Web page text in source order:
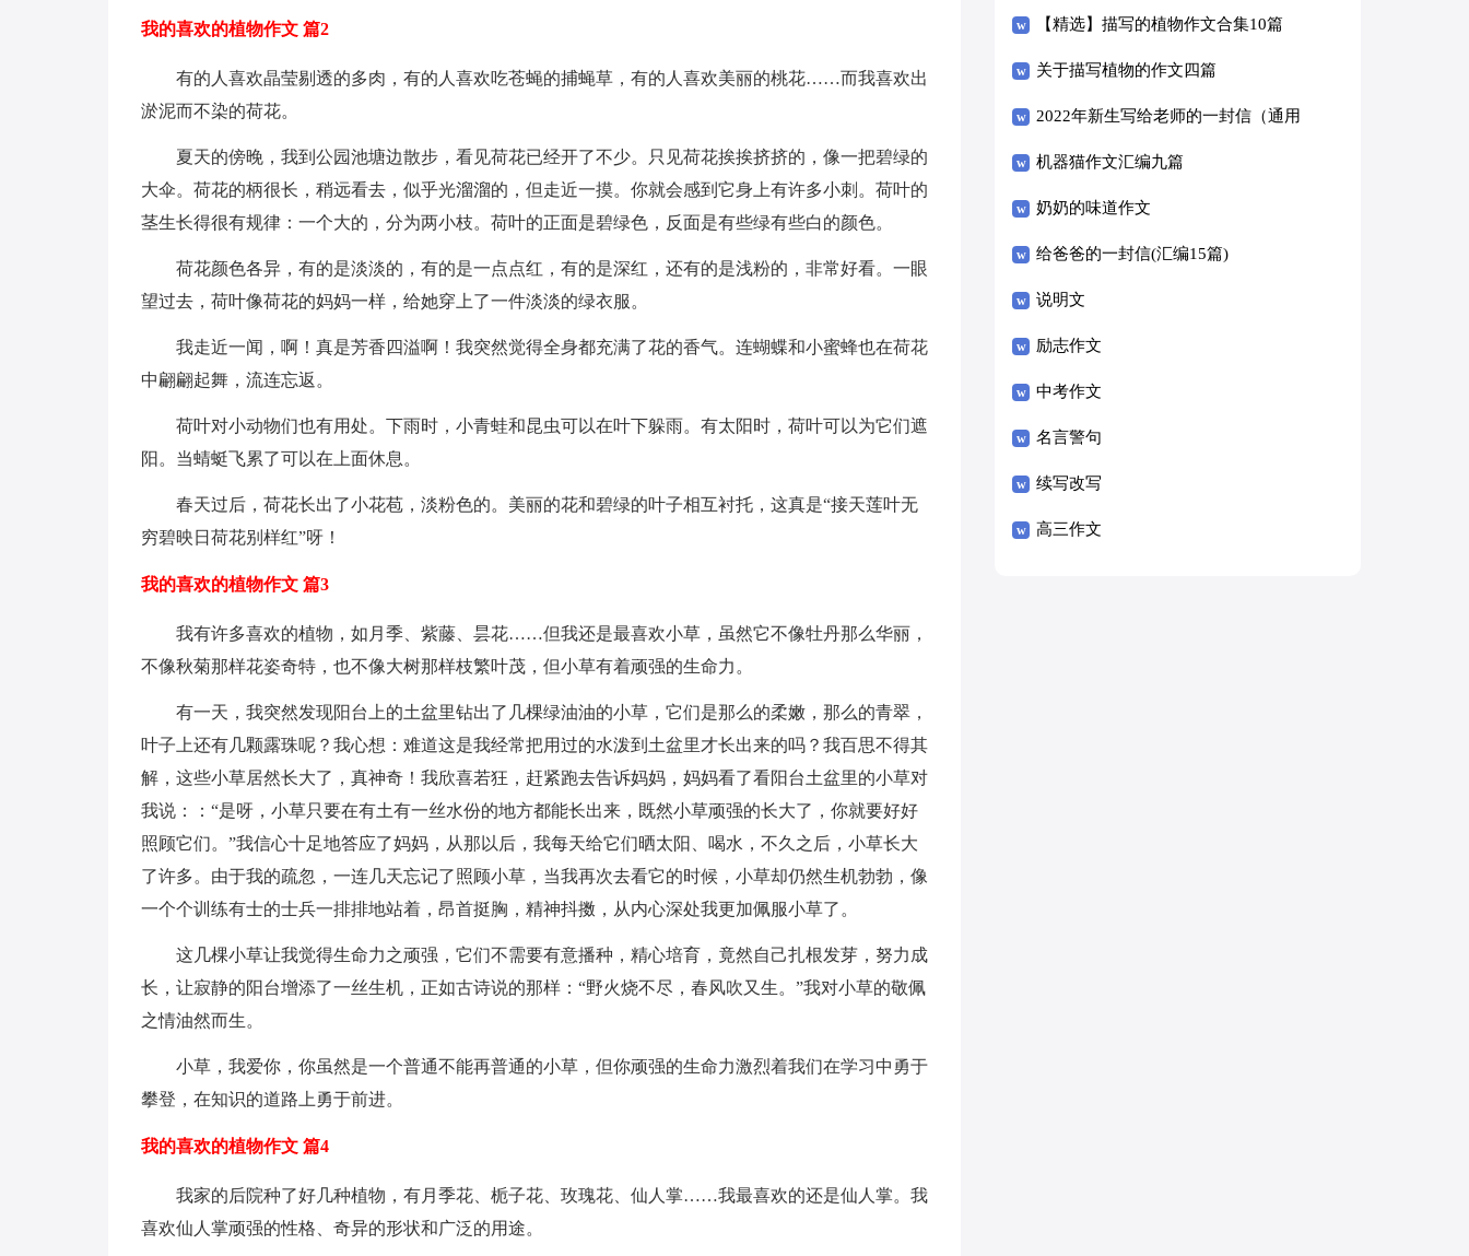
我的喜欢的植物作文 篇2
有的人喜欢晶莹剔透的多肉，有的人喜欢吃苍蝇的捕蝇草，有的人喜欢美丽的桃花……而我喜欢出
淤泥而不染的荷花。
夏天的傍晚，我到公园池塘边散步，看见荷花已经开了不少。只见荷花挨挨挤挤的，像一把碧绿的
大伞。荷花的柄很长，稍远看去，似乎光溜溜的，但走近一摸。你就会感到它身上有许多小刺。荷叶的
茎生长得很有规律：一个大的，分为两小枝。荷叶的正面是碧绿色，反面是有些绿有些白的颜色。
荷花颜色各异，有的是淡淡的，有的是一点点红，有的是深红，还有的是浅粉的，非常好看。一眼
望过去，荷叶像荷花的妈妈一样，给她穿上了一件淡淡的绿衣服。
我走近一闻，啊！真是芳香四溢啊！我突然觉得全身都充满了花的香气。连蝴蝶和小蜜蜂也在荷花
中翩翩起舞，流连忘返。
荷叶对小动物们也有用处。下雨时，小青蛙和昆虫可以在叶下躲雨。有太阳时，荷叶可以为它们遮
阳。当蜻蜓飞累了可以在上面休息。
春天过后，荷花长出了小花苞，淡粉色的。美丽的花和碧绿的叶子相互衬托，这真是“接天莲叶无
穷碧映日荷花别样红”呀！
我的喜欢的植物作文 篇3
我有许多喜欢的植物，如月季、紫藤、昙花……但我还是最喜欢小草，虽然它不像牡丹那么华丽，
不像秋菊那样花姿奇特，也不像大树那样枝繁叶茂，但小草有着顽强的生命力。
有一天，我突然发现阳台上的土盆里钻出了几棵绿油油的小草，它们是那么的柔嫩，那么的青翠，
叶子上还有几颗露珠呢？我心想：难道这是我经常把用过的水泼到土盆里才长出来的吗？我百思不得其
解，这些小草居然长大了，真神奇！我欣喜若狂，赶紧跑去告诉妈妈，妈妈看了看阳台土盆里的小草对
我说：：“是呀，小草只要在有土有一丝水份的地方都能长出来，既然小草顽强的长大了，你就要好好
照顾它们。”我信心十足地答应了妈妈，从那以后，我每天给它们晒太阳、喝水，不久之后，小草长大
了许多。由于我的疏忽，一连几天忘记了照顾小草，当我再次去看它的时候，小草却仍然生机勃勃，像
一个个训练有士的士兵一排排地站着，昂首挺胸，精神抖擞，从内心深处我更加佩服小草了。
这几棵小草让我觉得生命力之顽强，它们不需要有意播种，精心培育，竟然自己扎根发芽，努力成
长，让寂静的阳台增添了一丝生机，正如古诗说的那样：“野火烧不尽，春风吹又生。”我对小草的敬佩
之情油然而生。
小草，我爱你，你虽然是一个普通不能再普通的小草，但你顽强的生命力激烈着我们在学习中勇于
攀登，在知识的道路上勇于前进。
我的喜欢的植物作文 篇4
我家的后院种了好几种植物，有月季花、栀子花、玫瑰花、仙人掌……我最喜欢的还是仙人掌。我
喜欢仙人掌顽强的性格、奇异的形状和广泛的用途。
【精选】描写的植物作文合集10篇
关于描写植物的作文四篇
2022年新生写给老师的一封信（通用
8篇）
机器猫作文汇编九篇
奶奶的味道作文
给爸爸的一封信(汇编15篇)
说明文
励志作文
中考作文
名言警句
续写改写
高三作文